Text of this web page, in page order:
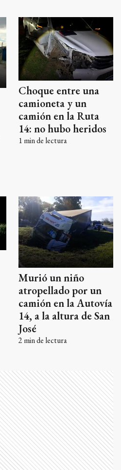
Choque entre una
camioneta y un
camión en la Ruta
14: no hubo heridos
1 min de lectura
Murió un niño
atropellado por un
camión en la Autovía
14, a la altura de San
José
2 min de lectura